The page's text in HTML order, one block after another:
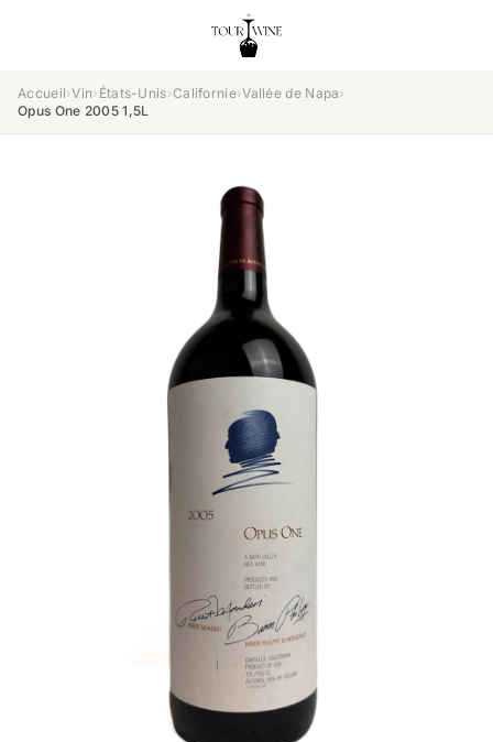
Accueil›Vin› États-Unis›Californie›Vallée de Napa›
Opus One 2005 1,5L